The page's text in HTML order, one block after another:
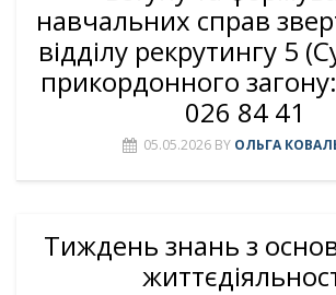
навчальних справ
відділу рекрутингу 5
прикордонного
026 84 41
05.05.2026 BY ОЛЬГА
Тиждень знань з